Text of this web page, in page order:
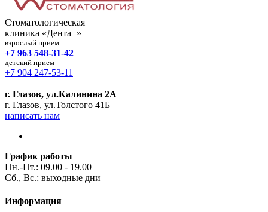
Стоматологическая
клиника «Дента+»
взрослый прием
+7 963 548-31-42
детский прием
+7 904 247-53-11
г. Глазов, ул.Калинина 2А
г. Глазов, ул.Толстого 41Б
написать нам
График работы
Пн.-Пт.: 09.00 - 19.00
Сб., Вс.: выходные дни
Информация